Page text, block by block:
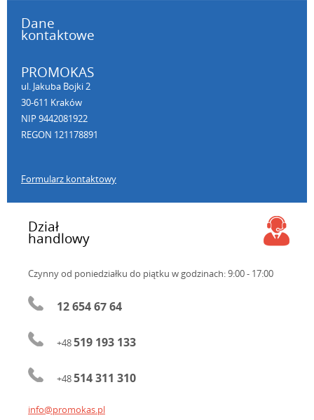
Dane
kontaktowe
PROMOKAS
ul. Jakuba Bojki 2
30-611 Kraków
NIP 9442081922
REGON 121178891
Formularz kontaktowy
Dział
handlowy
Czynny od poniedziałku do piątku w godzinach: 9:00 - 17:00
12 654 67 64
+48519 193 133
+48514 311 310
info@promokas.pl